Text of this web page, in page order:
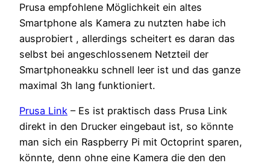
Prusa empfohlene Möglichkeit ein altes
Smartphone als Kamera zu nutzten habe ich
ausprobiert , allerdings scheitert es daran das
selbst bei angeschlossenem Netzteil der
Smartphoneakku schnell leer ist und das ganze
maximal 3h lang funktioniert.
Prusa Link – Es ist praktisch dass Prusa Link
direkt in den Drucker eingebaut ist, so könnte
man sich ein Raspberry Pi mit Octoprint sparen,
könnte, denn ohne eine Kamera die den den